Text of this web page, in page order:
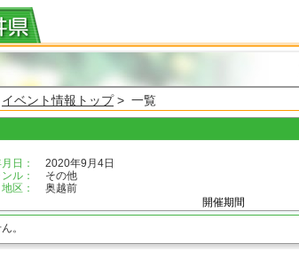
イベント情報トップ> 一覧
日：
2020年9月4日
ル：
その他
地区：
奥越前
開催期間
。